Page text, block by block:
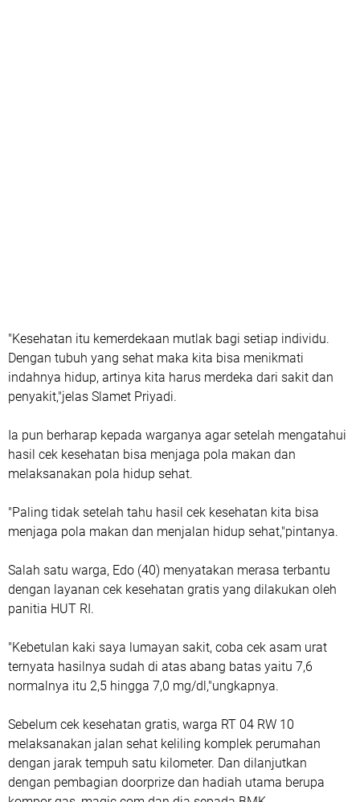
"Kesehatan itu kemerdekaan mutlak bagi setiap individu.
Dengan tubuh yang sehat maka kita bisa menikmati
indahnya hidup, artinya kita harus merdeka dari sakit dan
penyakit,"jelas Slamet Priyadi.
Ia pun berharap kepada warganya agar setelah mengatahui
hasil cek kesehatan bisa menjaga pola makan dan
melaksanakan pola hidup sehat.
"Paling tidak setelah tahu hasil cek kesehatan kita bisa
menjaga pola makan dan menjalan hidup sehat,"pintanya.
Salah satu warga, Edo (40) menyatakan merasa terbantu
dengan layanan cek kesehatan gratis yang dilakukan oleh
panitia HUT RI.
"Kebetulan kaki saya lumayan sakit, coba cek asam urat
ternyata hasilnya sudah di atas abang batas yaitu 7,6
normalnya itu 2,5 hingga 7,0 mg/dl,"ungkapnya.
Sebelum cek kesehatan gratis, warga RT 04 RW 10
melaksanakan jalan sehat keliling komplek perumahan
dengan jarak tempuh satu kilometer. Dan dilanjutkan
dengan pembagian doorprize dan hadiah utama berupa